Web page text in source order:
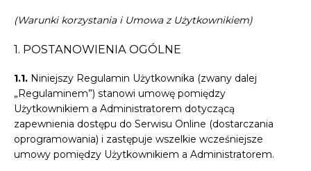
(Warunki korzystania i Umowa z Użytkownikiem)
1. POSTANOWIENIA OGÓLNE
1.1. Niniejszy Regulamin Użytkownika (zwany dalej
„Regulaminem”) stanowi umowę pomiędzy
Użytkownikiem a Administratorem dotyczącą
zapewnienia dostępu do Serwisu Online (dostarczania
oprogramowania) i zastępuje wszelkie wcześniejsze
umowy pomiędzy Użytkownikiem a Administratorem.